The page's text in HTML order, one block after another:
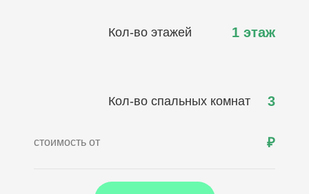
Кол-во этажей 1 этаж
Кол-во спальных комнат 3
стоимость от ₽